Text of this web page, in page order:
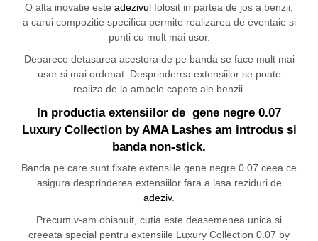
O alta inovatie este adezivul folosit in partea de jos a benzii,
a carui compozitie specifica permite realizarea de eventaie si
punti cu mult mai usor.
Deoarece detasarea acestora de pe banda se face mult mai
usor si mai ordonat. Desprinderea extensiilor se poate
realiza de la ambele capete ale benzii.
In productia extensiilor de gene negre 0.07
Luxury Collection by AMA Lashes am introdus si
banda non-stick.
Banda pe care sunt fixate extensiile gene negre 0.07 ceea ce
asigura desprinderea extensiilor fara a lasa reziduri de
adeziv.
Precum v-am obisnuit, cutia este deasemenea unica si
creeata special pentru extensiile Luxury Collection 0.07 by